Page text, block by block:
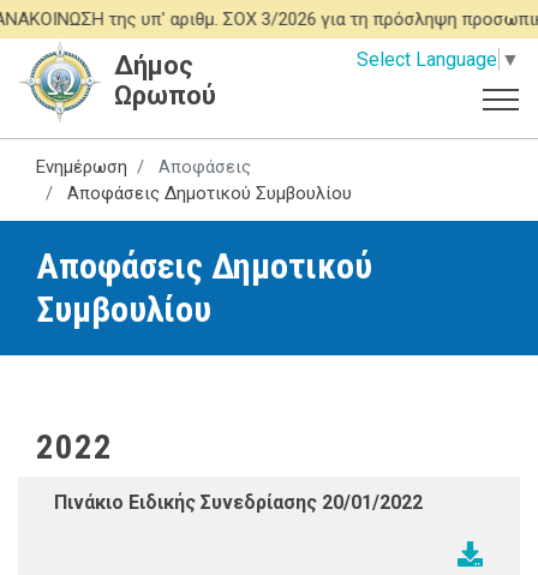
Παράκαμψη
προς
περιεχόμενο
της υπ' αριθμ. ΣΟΧ 3/2026 για τη πρόσληψη
Select Language ▼
Δήμος
Ωρωπού
Ενημέρωση
Αποφάσεις
Αποφάσεις Δημοτικού Συμβουλίου
Αποφάσεις Δημοτικού
Συμβουλίου
2022
Πινάκιο Ειδικής Συνεδρίασης 20/01/2022